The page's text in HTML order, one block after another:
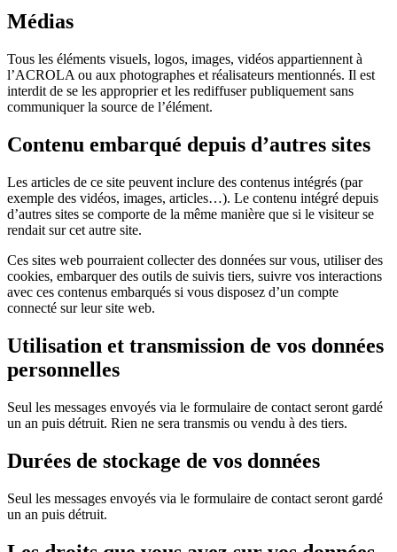
Médias
Tous les éléments visuels, logos, images, vidéos appartiennent à
l’ACROLA ou aux photographes et réalisateurs mentionnés. Il est
interdit de se les approprier et les rediffuser publiquement sans
communiquer la source de l’élément.
Contenu embarqué depuis d’autres sites
Les articles de ce site peuvent inclure des contenus intégrés (par
exemple des vidéos, images, articles…). Le contenu intégré depuis
d’autres sites se comporte de la même manière que si le visiteur se
rendait sur cet autre site.
Ces sites web pourraient collecter des données sur vous, utiliser des
cookies, embarquer des outils de suivis tiers, suivre vos interactions
avec ces contenus embarqués si vous disposez d’un compte
connecté sur leur site web.
Utilisation et transmission de vos données
personnelles
Seul les messages envoyés via le formulaire de contact seront gardé
un an puis détruit. Rien ne sera transmis ou vendu à des tiers.
Durées de stockage de vos données
Seul les messages envoyés via le formulaire de contact seront gardé
un an puis détruit.